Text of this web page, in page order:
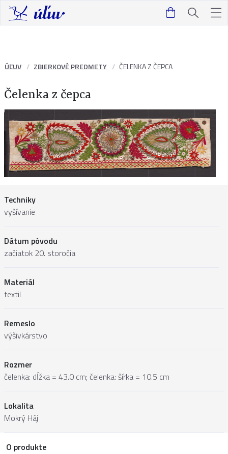
ÚĽUV ZBIERKOVÉ PREDMETY ČELENKA Z ČEPCA
Čelenka z čepca
Techniky
vyšívanie
Dátum pôvodu
začiatok 20. storočia
Materiál
textil
Remeslo
výšivkárstvo
Rozmer
čelenka: dĺžka = 43.0 cm; čelenka: šírka = 10.5 cm
Lokalita
Mokrý Háj
O produkte